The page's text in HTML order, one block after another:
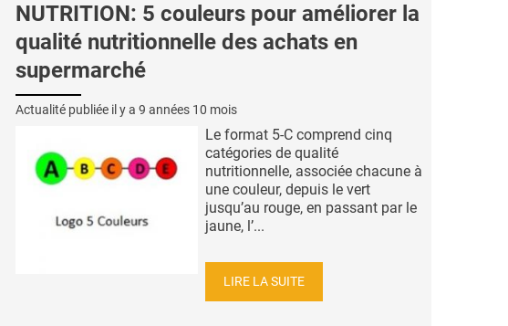
NUTRITION: 5 couleurs pour améliorer la
qualité nutritionnelle des achats en
supermarché
Actualité publiée il y a 9 années 10 mois
Le format 5-C comprend cinq
catégories de qualité
nutritionnelle, associée chacune à
une couleur, depuis le vert
jusqu’au rouge, en passant par le
jaune, l’...
LIRE LA SUITE